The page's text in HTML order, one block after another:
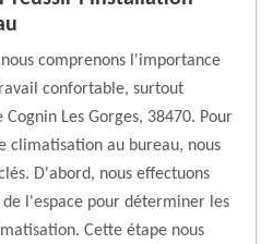
comprenons l'importance
confortable, surtout
Les Gorges, 38470. Pour
climatisation au bureau, nous
D'abord, nous effectuons
l'espace pour déterminer les
Cette étape nous